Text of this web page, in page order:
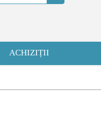
ACHIZIȚII